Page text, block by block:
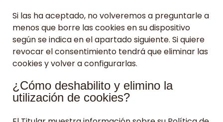
Si las ha aceptado, no volveremos a preguntarle a
menos que borre las cookies en su dispositivo
según se indica en el apartado siguiente. Si quiere
revocar el consentimiento tendrá que eliminar las
cookies y volver a configurarlas.
¿Cómo deshabilito y elimino la
utilización de cookies?